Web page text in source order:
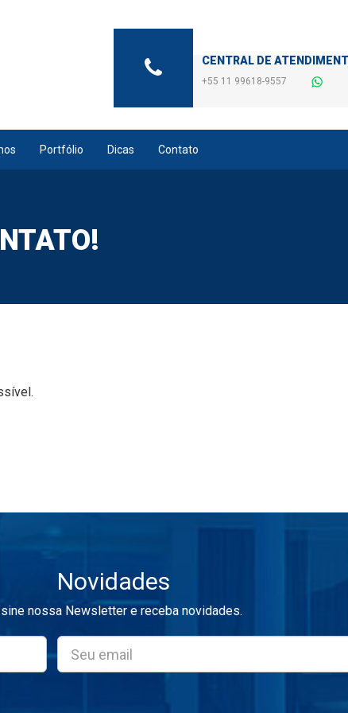
CENTRAL DE
+55 11 99618-9557
Portfólio Dicas Contato
Novidades
nossa Newsletter e receba novidades.